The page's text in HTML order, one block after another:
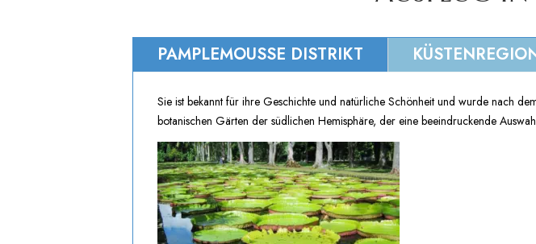
PAMPLEMOUSSE DISTRIKT
Sie ist bekannt für ihre Geschichte und natürliche Schönheit und wurde nach
botanischen Gärten der südlichen Hemisphäre, der eine beeindruckende